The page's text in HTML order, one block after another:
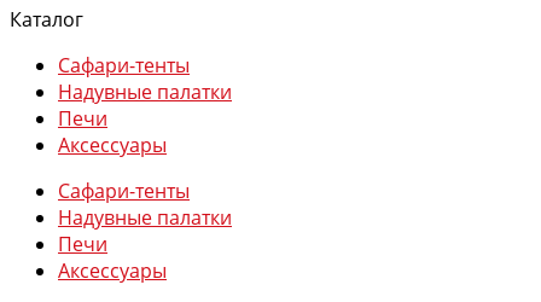
Избранное
Вы смотрели
0
Каталог
Сафари-тенты
Надувные палатки
Печи
Аксессуары
Сафари-тенты
Надувные палатки
Печи
Аксессуары